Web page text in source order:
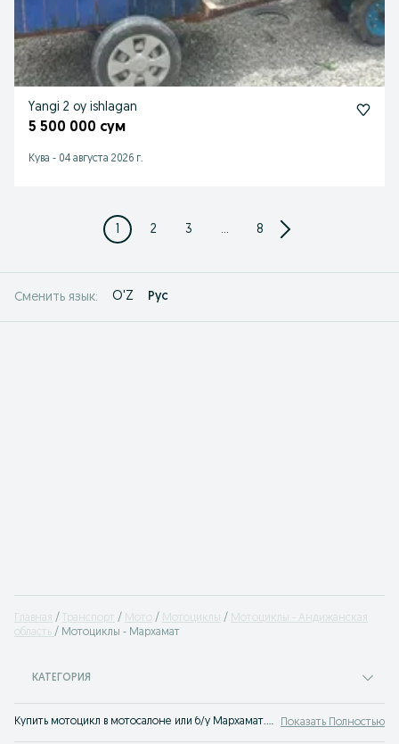
Yangi 2 oy ishlagan
5 500 000 сум
Кува - 04 августа 2026 г.
1 2 3 ... 8
Сменить язык: O'Z Рус
Главная Транспорт Мото Мотоциклы
Мотоциклы - Андижанская
область
Мотоциклы - Мархамат
КАТЕГОРИЯ
Купить мотоцикл в мотосалоне или б/у Мархамат. Лучшие цены на мотоциклы популярных производителей. Продажа мотоциклов на OLX.uz Мархамат. Показать Полностью